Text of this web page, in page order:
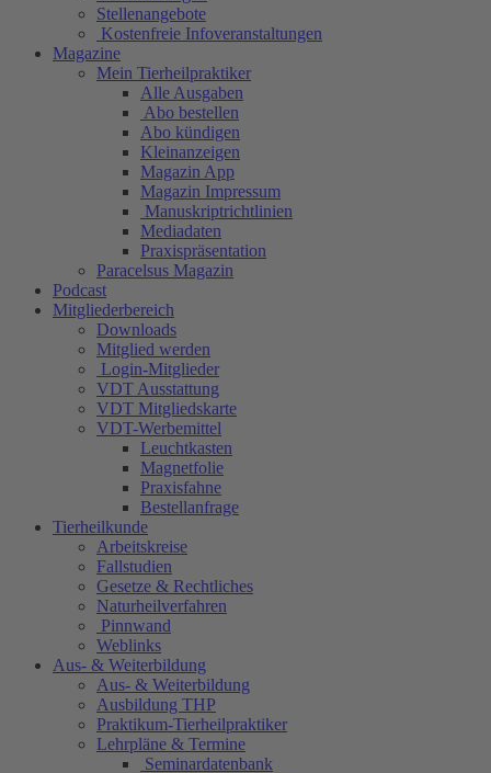
Stellenangebote
Kostenfreie Infoveranstaltungen
Magazine
Mein Tierheilpraktiker
Alle Ausgaben
Abo bestellen
Abo kündigen
Kleinanzeigen
Magazin App
Magazin Impressum
Manuskriptrichtlinien
Mediadaten
Praxispräsentation
Paracelsus Magazin
Podcast
Mitgliederbereich
Downloads
Mitglied werden
Login-Mitglieder
VDT Ausstattung
VDT Mitgliedskarte
VDT-Werbemittel
Leuchtkasten
Magnetfolie
Praxisfahne
Bestellanfrage
Tierheilkunde
Arbeitskreise
Fallstudien
Gesetze & Rechtliches
Naturheilverfahren
Pinnwand
Weblinks
Aus- & Weiterbildung
Aus- & Weiterbildung
Ausbildung THP
Praktikum-Tierheilpraktiker
Lehrpläne & Termine
Seminardatenbank